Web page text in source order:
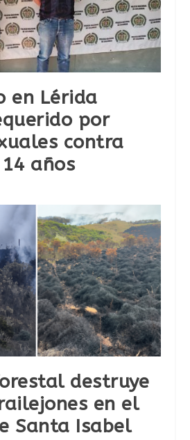
en Lérida
por
contra
años
destruye
en el
Santa Isabel